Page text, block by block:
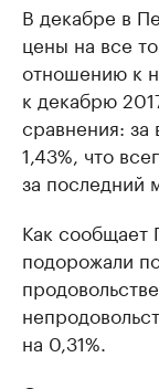
В декабре в
цены на все
отношению к
к декабрю
сравнения: за
1,43%, что
за последний
Как сообщает
подорожали
на 0,31%.